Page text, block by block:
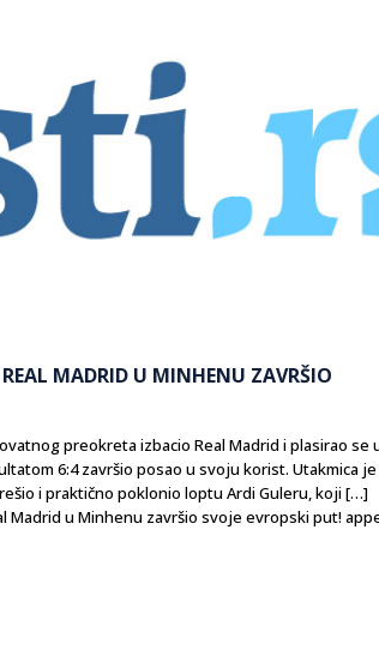
MADRID U MINHENU ZAVRŠIO
preokreta izbacio Real Madrid i plasirao se
6:4 završio posao u svoju korist. Utakmica
i praktično poklonio loptu Ardi Guleru, koji […]
Madrid u Minhenu završio svoje evropski put!